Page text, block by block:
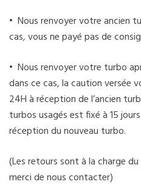
• Nous renvoyer votre ancien
cas, vous ne payé pas de
• Nous renvoyer votre turbo
dans ce cas, la caution versée
24H à réception de l’ancien
turbos usagés est fixé à 15
réception du nouveau turbo.
(Les retours sont à la charge
merci de nous contacter)